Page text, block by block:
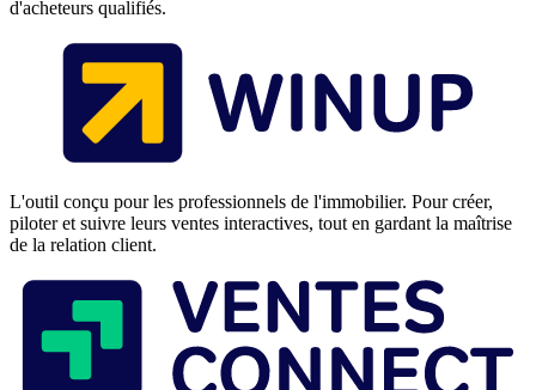
d'acheteurs qualifiés.
L'outil conçu pour les professionnels de l'immobilier. Pour créer,
piloter et suivre leurs ventes interactives, tout en gardant la maîtrise
de la relation client.